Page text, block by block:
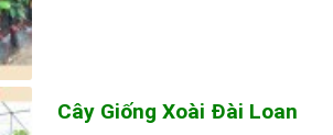
Cây Giống Xoài Đài Loan